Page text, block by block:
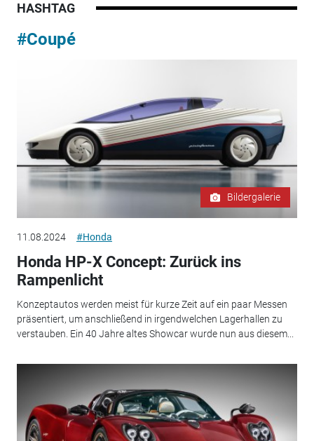
HASHTAG
#Coupé
Bildergalerie
11.08.2024 #Honda
Honda HP-X Concept: Zurück ins
Rampenlicht
Konzeptautos werden meist für kurze Zeit auf ein paar Messen
präsentiert, um anschließend in irgendwelchen Lagerhallen zu
verstauben. Ein 40 Jahre altes Showcar wurde nun aus diesem...